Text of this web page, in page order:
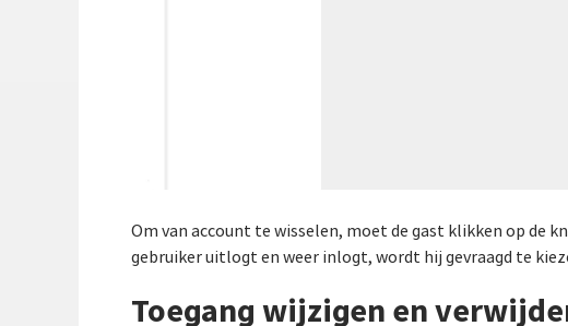
Om van account te wisselen, moet de gast klikken op de
gebruiker uitlogt en weer inlogt, wordt hij gevraagd te
Toegang wijzigen en